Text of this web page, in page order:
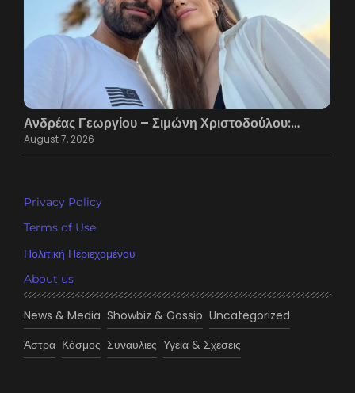
Ανδρέας Γεωργίου – Σιμώνη Χριστοδούλου:…
August 7, 2026
Privacy Policy
Terms of Use
Πολιτική Περιεχομένου
About us
News & Media Showbiz & Gossip Uncategorized
Άστρα Κόσμος Συναυλιες Υγεία & Σχέσεις